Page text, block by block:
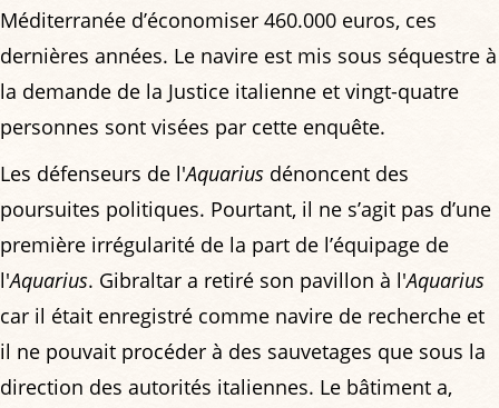
Méditerranée d’économiser 460.000 euros, ces
dernières années. Le navire est mis sous séquestre à
la demande de la Justice italienne et vingt-quatre
personnes sont visées par cette enquête.
Les défenseurs de l'Aquarius dénoncent des
poursuites politiques. Pourtant, il ne s’agit pas d’une
première irrégularité de la part de l’équipage de
l'Aquarius. Gibraltar a retiré son pavillon à l'Aquarius
car il était enregistré comme navire de recherche et
il ne pouvait procéder à des sauvetages que sous la
direction des autorités italiennes. Le bâtiment a,